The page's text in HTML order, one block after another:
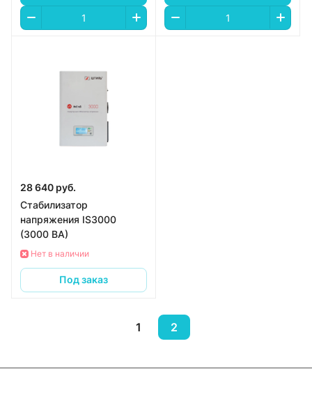
28 640 руб.
Стабилизатор
напряжения IS3000
(3000 ВА)
Нет в наличии
Под заказ
1 2